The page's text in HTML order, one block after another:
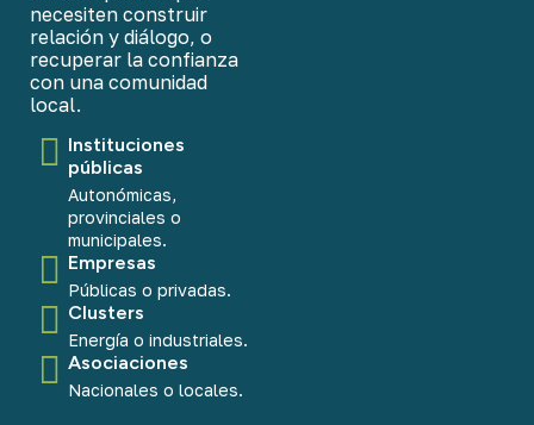
necesiten construir
relación y diálogo, o
recuperar la confianza
con una comunidad
local.
Instituciones
públicas
Autonómicas,
provinciales o
municipales.
Empresas
Públicas o privadas.
Clusters
Energía o industriales.
Asociaciones
Nacionales o locales.